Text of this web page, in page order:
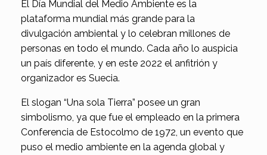
El Día Mundial del Medio Ambiente es la
plataforma mundial más grande para la
divulgación ambiental y lo celebran millones de
personas en todo el mundo. Cada año lo auspicia
un país diferente, y en este 2022 el anfitrión y
organizador es Suecia.
El slogan “Una sola Tierra” posee un gran
simbolismo, ya que fue el empleado en la primera
Conferencia de Estocolmo de 1972, un evento que
puso el medio ambiente en la agenda global y